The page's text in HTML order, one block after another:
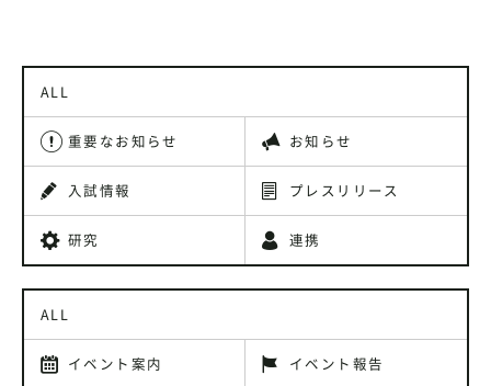
ALL
重要なお知らせ お知らせ
入試情報 プレスリリース
研究 連携
ALL
イベント案内 イベント報告